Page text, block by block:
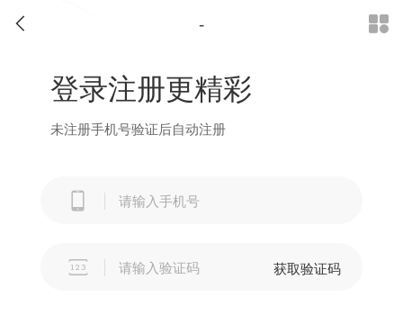
 -
登录注册更精彩
未注册手机号验证后自动注册
 获取验证码
